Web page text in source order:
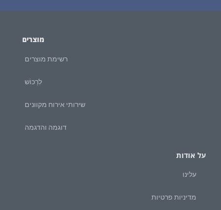
מוצרים
רשימת מוצרים
לִרְכּוֹשׁ
שירותי אירוח מקוונים
דוגמה והדגמה
על אודות
עלינו
מדיניות פרטיות